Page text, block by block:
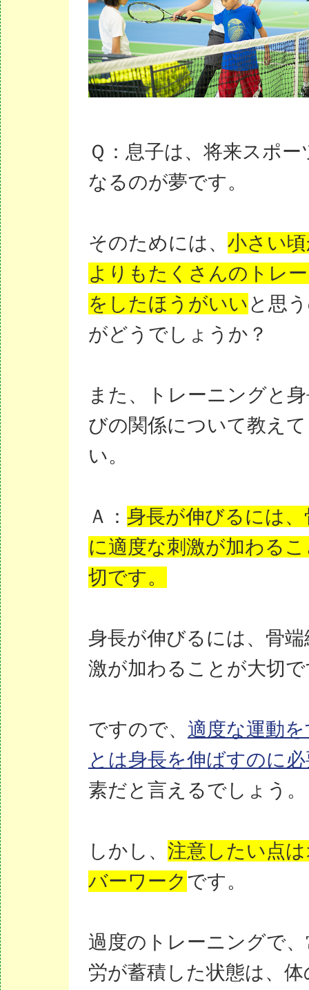
Ｑ：息子は、将来スポー
なるのが夢です。
そのためには、 小さい
よりもたくさんのトレ
をしたほうがいい と思
がどうでしょうか？
また、トレーニングと
びの関係について教え
い。
Ａ： 身長が伸びるには、
に適度な刺激が加わる
切です。
身長が伸びるには、骨
激が加わることが大切
ですので、 適度な運動
とは身長を伸ばすのに
素だと言えるでしょう。
しかし、 注意したい点
バーワーク です。
過度のトレーニングで
労が蓄積した状態は、体